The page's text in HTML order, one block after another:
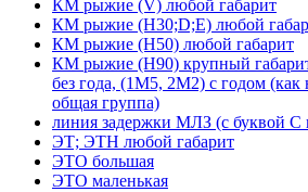
КМ рыжие (V) любой габарит
КМ рыжие (Н30;D;E) любой
КМ рыжие (Н50) любой габарит
КМ рыжие (Н90) крупный
без года, (1М5, 2М2) с годом (как
общая группа)
линия задержки МЛЗ (с буквой С
ЭТ; ЭТН любой габарит
ЭТО большая
ЭТО маленькая